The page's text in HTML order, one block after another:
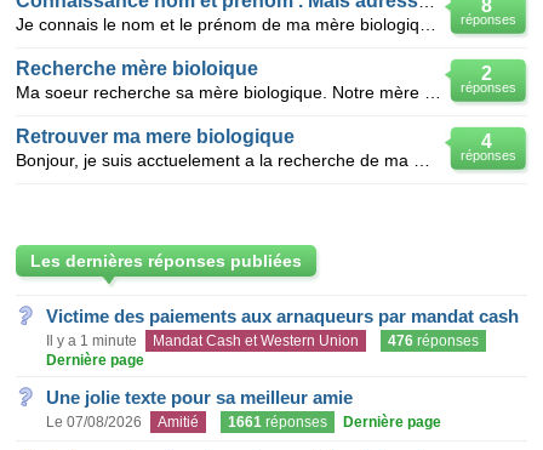
8
réponses
2
réponses
Recherche mère bioloique
4
réponses
Retrouver ma mere biologique
Les dernières réponses publiées
Victime des paiements aux arnaqueurs par mandat cash
Il y a 1 minute Mandat Cash et Western Union 476 réponses
Dernière page
Une jolie texte pour sa meilleur amie
Le 07/08/2026 Amitié 1661 réponses Dernière page